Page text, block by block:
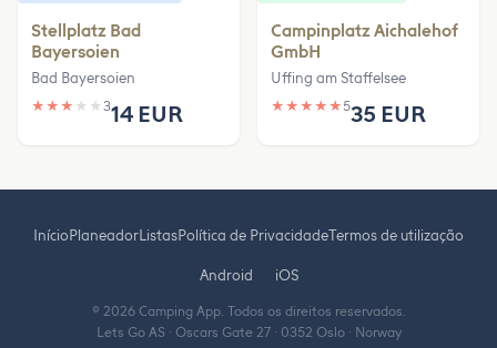
Stellplatz Bad
Bayersoien
Bad Bayersoien
★ ★ ★ ★ ★ 314 EUR
Campinplatz Aichalehof
GmbH
Uffing am Staffelsee
★ ★ ★ ★ ★535 EUR
InícioPlaneadorListasPolítica de PrivacidadeTermos de utilização
Android iOS
© 2026 Camping App. Todos os direitos reservados.
Lets Go AS · Oscars Gate 27 · 0352 Oslo · Norway